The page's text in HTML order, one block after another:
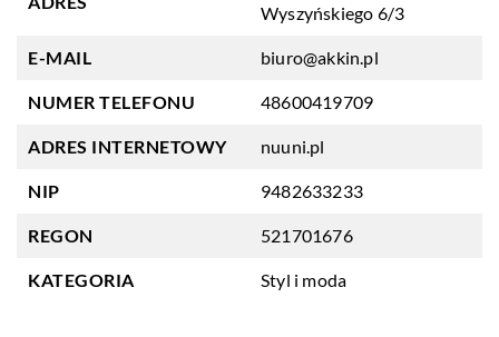
Wyszyńskiego 6/3
E-MAIL biuro@akkin.pl
NUMER TELEFONU 48600419709
ADRES INTERNETOWY nuuni.pl
NIP 9482633233
REGON 521701676
KATEGORIA Styl i moda